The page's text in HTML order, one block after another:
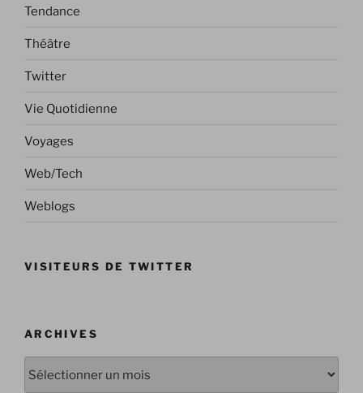
Tendance
Théâtre
Twitter
Vie Quotidienne
Voyages
Web/Tech
Weblogs
VISITEURS DE TWITTER
ARCHIVES